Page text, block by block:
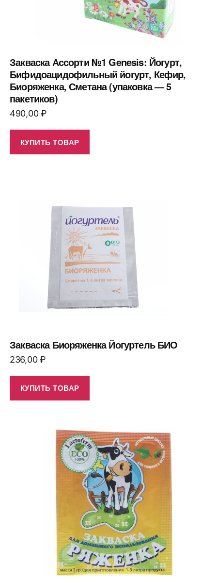
Закваска Ассорти №1 Genesis: Йогурт,
Бифидоацидофильный йогурт, Кефир,
Биоряженка, Сметана (упаковка — 5
пакетиков)
490,00₽
КУПИТЬ ТОВАР
Закваска Биоряженка Йогуртель БИО
236,00₽
КУПИТЬ ТОВАР